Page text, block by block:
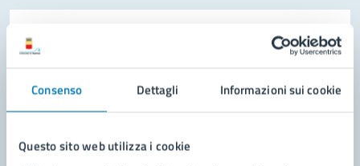
Consenso Dettagli Informazioni sui cookie
Questo sito web utilizza i cookie
Contatta il comune
Prenota appuntamento